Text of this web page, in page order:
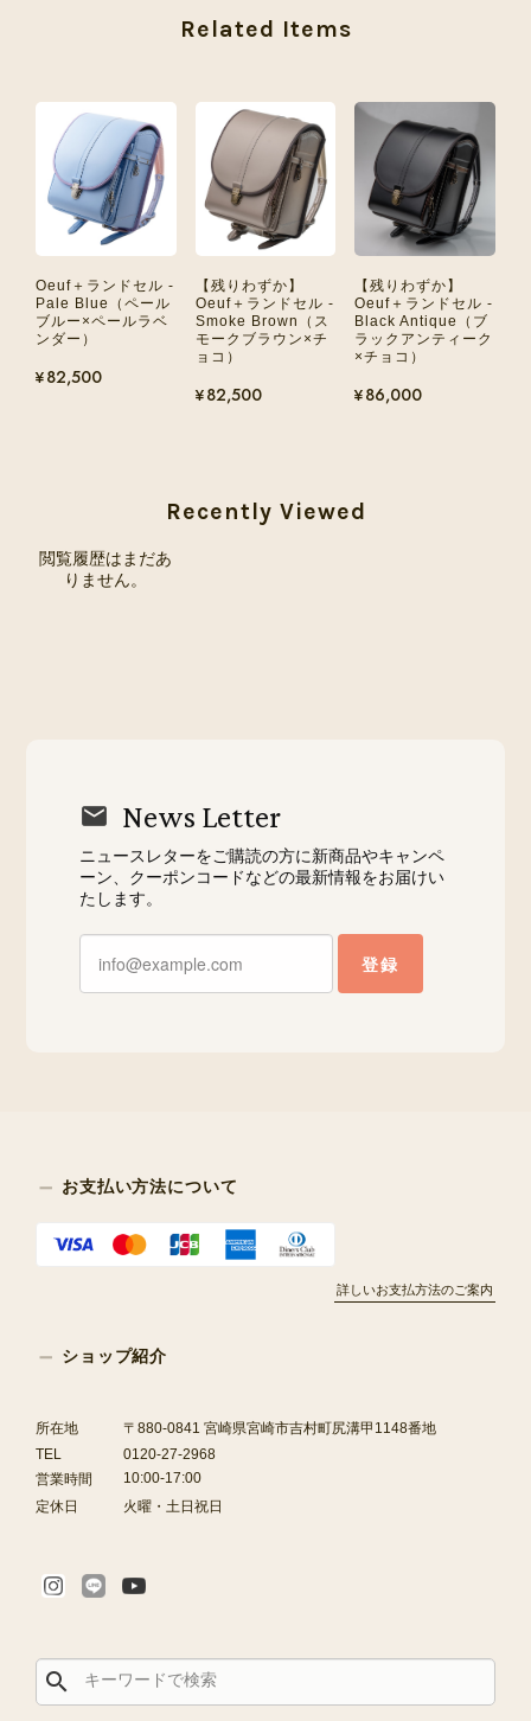
Related Items
Oeuf＋ランドセル -
Pale Blue（ペール
ブルー×ペールラベ
ンダー）
¥82,500
【残りわずか】
Oeuf＋ランドセル -
Smoke Brown（ス
モークブラウン×チ
ョコ）
¥82,500
【残りわずか】
Oeuf＋ランドセル -
Black Antique（ブ
ラックアンティーク
×チョコ）
¥86,000
Recently Viewed
閲覧履歴はまだあ
りません。
News Letter
ニュースレターをご購読の方に新商品やキャンペ
ーン、クーポンコードなどの最新情報をお届けい
たします。
登録
お支払い方法について
詳しいお支払方法のご案内
ショップ紹介
所在地
〒880-0841 宮崎県宮崎市吉村町尻溝甲1148番地
TEL
0120-27-2968
営業時間
10:00-17:00
定休日
火曜・土日祝日
search